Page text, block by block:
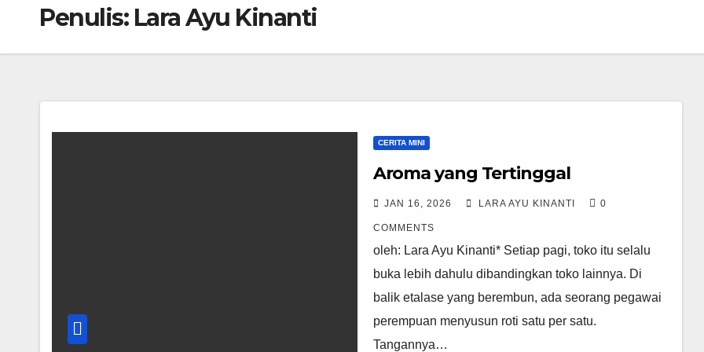
Penulis: Lara Ayu Kinanti
CERITA MINI
Aroma yang Tertinggal
JAN 16, 2026 LARA AYU KINANTI 0
COMMENTS
oleh: Lara Ayu Kinanti* Setiap pagi, toko itu selalu
buka lebih dahulu dibandingkan toko lainnya. Di
balik etalase yang berembun, ada seorang pegawai
perempuan menyusun roti satu per satu.
Tangannya…